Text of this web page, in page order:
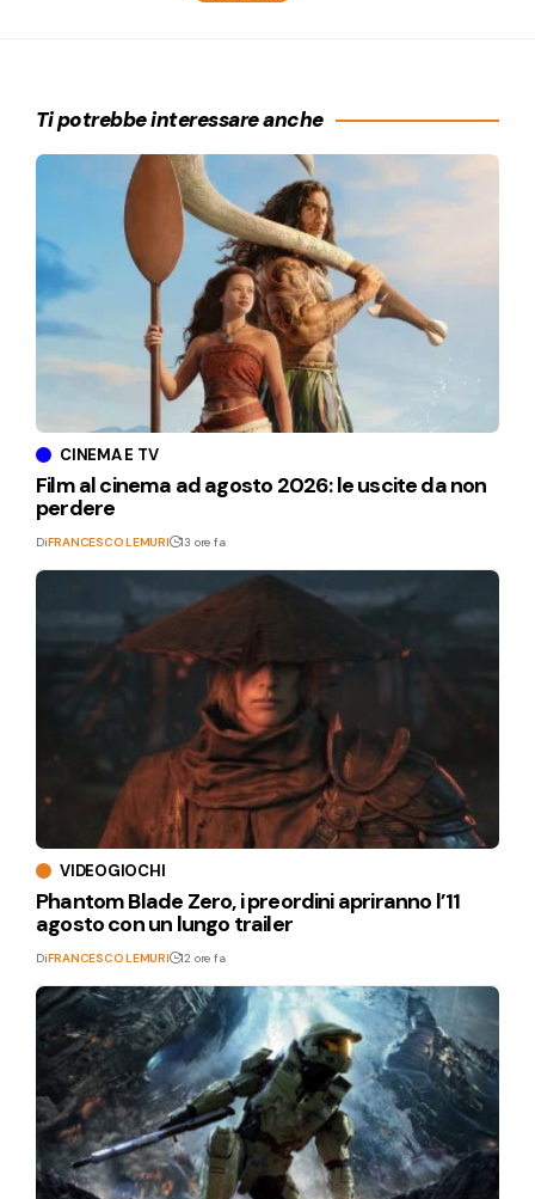
Ti potrebbe interessare anche
CINEMA E TV
Film al cinema ad agosto 2026: le uscite da non
perdere
DiFRANCESCO LEMURI 13 ore fa
VIDEOGIOCHI
Phantom Blade Zero, i preordini apriranno l’11
agosto con un lungo trailer
DiFRANCESCO LEMURI 12 ore fa